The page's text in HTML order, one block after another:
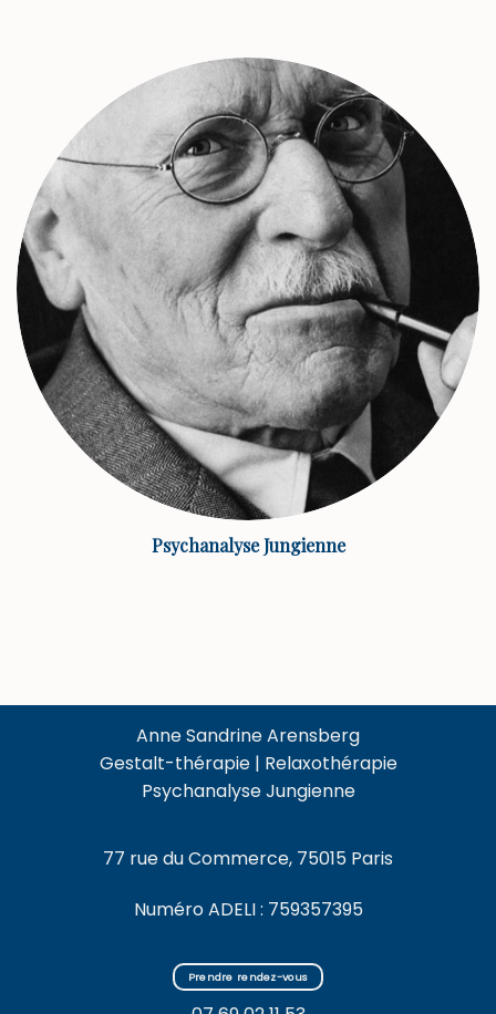
Psychanalyse Jungienne
Anne Sandrine Arensberg
Gestalt-thérapie | Relaxothérapie
Psychanalyse Jungienne
77 rue du Commerce, 75015 Paris
Numéro ADELI : 759357395
Prendre rendez-vous